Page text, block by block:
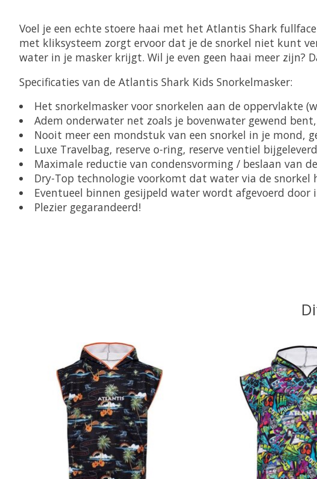
Voel je een echte stoere haai met het Atlantis Shark
met kliksysteem zorgt ervoor dat je de snorkel niet kunt
water in je masker krijgt. Wil je even geen haai meer zijn?
Specificaties van de Atlantis Shark Kids Snorkelmasker:
Het snorkelmasker voor snorkelen aan de oppervlakte
Adem onderwater net zoals je bovenwater gewend
Nooit meer een mondstuk van een snorkel in je mond,
Luxe Travelbag, reserve o-ring, reserve ventiel
Maximale reductie van condensvorming / beslaan van
Dry-Top technologie voorkomt dat water via de snorkel
Eventueel binnen gesijpeld water wordt afgevoerd
Plezier gegarandeerd!
Items van productcarrousel